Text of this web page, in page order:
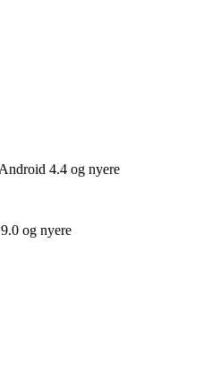
4.4 og nyere
og nyere